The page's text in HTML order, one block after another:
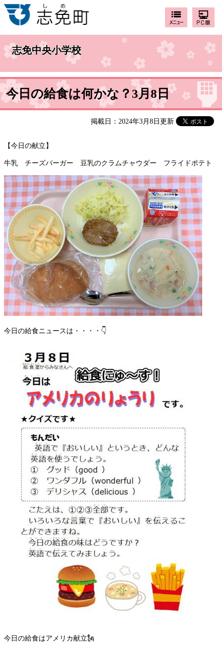
志免中央小学校
今日の給食は何かな？3月8日
掲載日：2024年3月8日更新
【今日の献立】
牛乳 チーズバーガー 豆乳のクラムチャウダー フライドポテト
今日の給食ニュースは・・・・👇
今日の給食はアメリカ献立🗽